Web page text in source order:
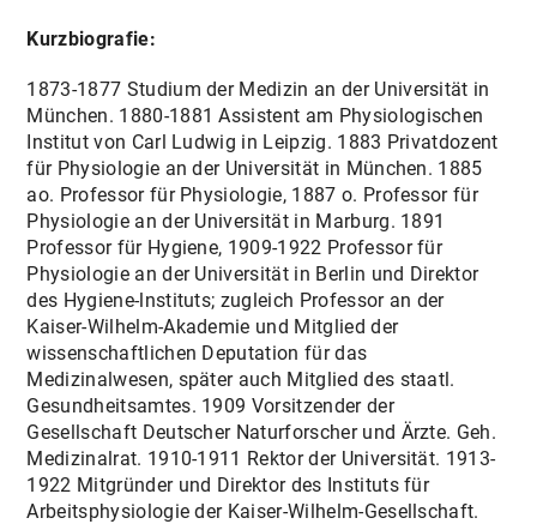
Kurzbiografie:
1873-1877 Studium der Medizin an der Universität in
München. 1880-1881 Assistent am Physiologischen
Institut von Carl Ludwig in Leipzig. 1883 Privatdozent
für Physiologie an der Universität in München. 1885
ao. Professor für Physiologie, 1887 o. Professor für
Physiologie an der Universität in Marburg. 1891
Professor für Hygiene, 1909-1922 Professor für
Physiologie an der Universität in Berlin und Direktor
des Hygiene-lnstituts; zugleich Professor an der
Kaiser-Wilhelm-Akademie und Mitglied der
wissenschaftlichen Deputation für das
Medizinalwesen, später auch Mitglied des staatl.
Gesundheitsamtes. 1909 Vorsitzender der
Gesellschaft Deutscher Naturforscher und Ärzte. Geh.
Medizinalrat. 1910-1911 Rektor der Universität. 1913-
1922 Mitgründer und Direktor des Instituts für
Arbeitsphysiologie der Kaiser-Wilhelm-Gesellschaft.